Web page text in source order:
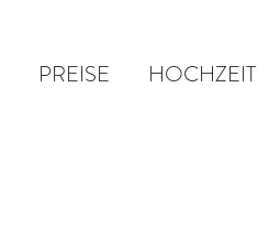
PREISE HOCHZEIT